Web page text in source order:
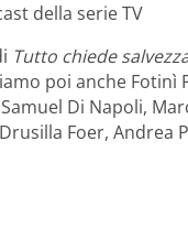
della serie TV
Tutto chiede
poi anche
Di Napoli,
Foer, Andrea